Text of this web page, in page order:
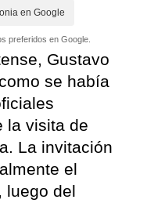
en Google
preferidos en Google.
Gustavo
se había
la visita de
La invitación
el
luego del